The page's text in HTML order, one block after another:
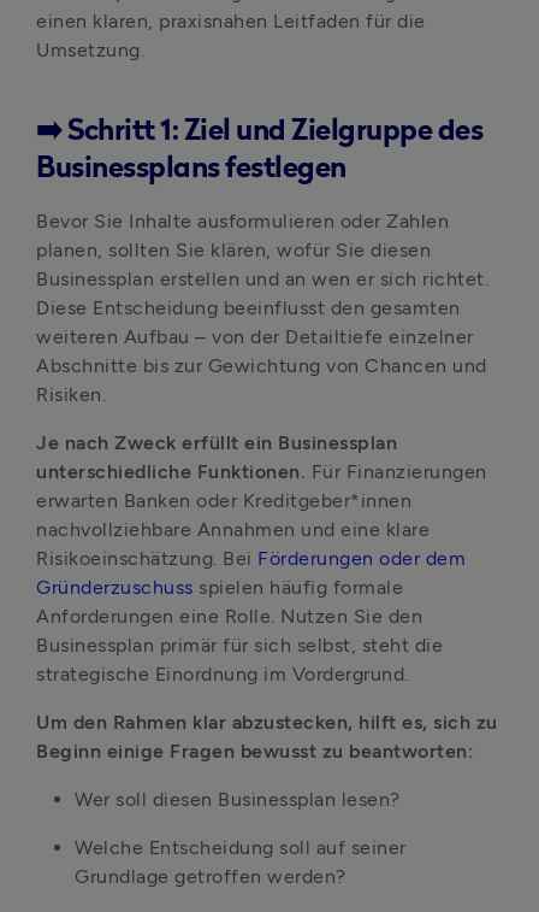
einen klaren, praxisnahen Leitfaden für die
Umsetzung.
➡️ Schritt 1: Ziel und Zielgruppe des
Businessplans festlegen
Bevor Sie Inhalte ausformulieren oder Zahlen
planen, sollten Sie klären, wofür Sie diesen
Businessplan erstellen und an wen er sich richtet.
Diese Entscheidung beeinflusst den gesamten
weiteren Aufbau – von der Detailtiefe einzelner
Abschnitte bis zur Gewichtung von Chancen und
Risiken.
Je nach Zweck erfüllt ein Businessplan
unterschiedliche Funktionen. Für Finanzierungen
erwarten Banken oder Kreditgeber*innen
nachvollziehbare Annahmen und eine klare
Risikoeinschätzung. Bei Förderungen oder dem
Gründerzuschuss spielen häufig formale
Anforderungen eine Rolle. Nutzen Sie den
Businessplan primär für sich selbst, steht die
strategische Einordnung im Vordergrund.
Um den Rahmen klar abzustecken, hilft es, sich zu
Beginn einige Fragen bewusst zu beantworten:
Wer soll diesen Businessplan lesen?
Welche Entscheidung soll auf seiner
Grundlage getroffen werden?